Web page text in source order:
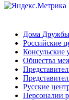
Дома
Российские
Консульские
Общества
Русские
Персоналии